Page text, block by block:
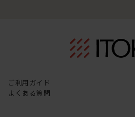
ご利用ガイド
よくある質問